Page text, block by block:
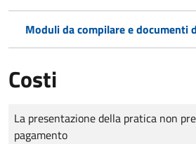
Moduli da compilare e documenti
Costi
Tipo di pagamento
Importo
La presentazione della pratica non
pagamento